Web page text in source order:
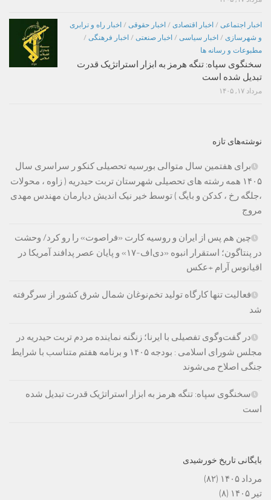
اخبار اجتماعی / اخبار اقتصادی / اخبار حقوقی / اخبار راه و ترابری
و شهرسازی / اخبار سیاسی / اخبار صنعتی / اخبار فرهنگی /
مطبوعات و رسانه ها
سخنگوی سپاه: تنگه هرمز به ابزار استراتژیک قدرت
تبدیل شده است
مرداد ۱۷, ۱۴۰۵
نوشته‌های تازه
برای هفتمین سال متوالی بورسیه تحصیلی کنکو ر سراسری سال
۱۴۰۵ همه رشته های تحصیلی شهرستان تربت حیدریه ( زاوه ، محولات
،جلگه رخ ، کدکن و بایگ ) توسط خیر نیک اندیش دیارمان مهندس مهدی
مروج
چین هم پس از ایران و روسیه کارت «فراصوت» را رو کرد/ وحشت
در پنتاگون؛ استقرار انبوه «دی‌اف‑۱۷» و پایان عصر پدافند آمریکا در
اقیانوس آرام +عکس
فعالیت تنها کارگاه تولید تخم‌نوغان شمال شرق کشور از سرگرفته
شد
در گفت‌وگوی تفصیلی با ایرنا؛ زنگنه نماینده مردم تربت حیدریه در
مجلس شورای اسلامی : بودجه ۱۴۰۵ و برنامه هفتم متناسب با شرایط
جنگی اصلاح می‌شوند
سخنگوی سپاه: تنگه هرمز به ابزار استراتژیک قدرت تبدیل شده
است
بایگانی تاریخ خورشیدی
مرداد ۱۴۰۵
(۸۲)
تیر ۱۴۰۵
(۸)